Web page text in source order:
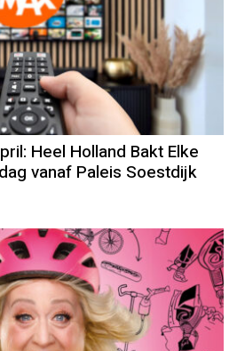
Heel Holland Bakt Elke
vanaf Paleis Soestdijk